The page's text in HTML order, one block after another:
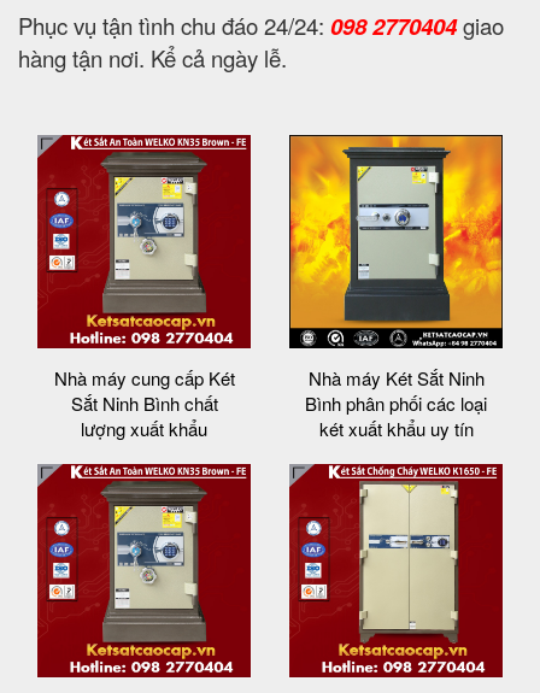
Phục vụ tận tình chu đáo 24/24: 098 2770404giao
hàng tận nơi. Kể cả ngày lễ.
Nhà máy cung cấp Két
Sắt Ninh Bình chất
lượng xuất khẩu
Nhà máy Két Sắt Ninh
Bình phân phối các loại
két xuất khẩu uy tín